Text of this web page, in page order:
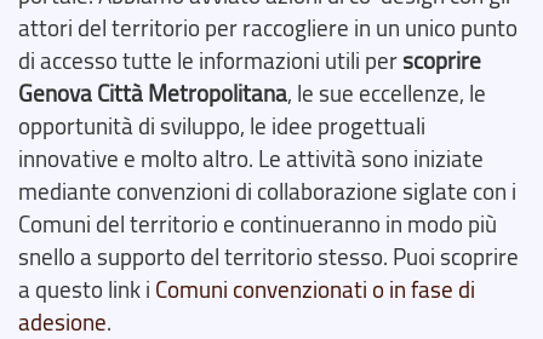
attori del territorio per raccogliere in un unico punto
di accesso tutte le informazioni utili perscoprire
Genova Città Metropolitana, le sue eccellenze, le
opportunità di sviluppo, le idee progettuali
innovative e molto altro. Le attività sono iniziate
mediante convenzioni di collaborazione siglate con i
Comuni del territorio e continueranno in modo più
snello a supporto del territorio stesso. Puoi scoprire
a questo link i Comuni convenzionati o in fase di
adesione.